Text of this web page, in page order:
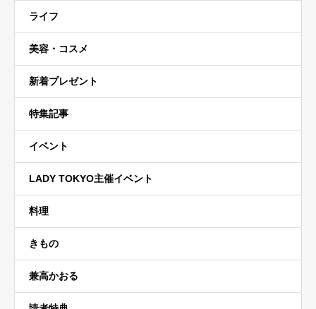
ライフ
美容・コスメ
新着プレゼント
特集記事
イベント
LADY TOKYO主催イベント
料理
きもの
兼高かおる